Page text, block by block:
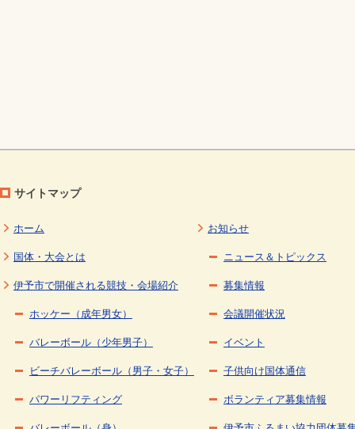
サイトマップ
ホーム
国体・大会とは
伊予市で開催される競技・会場紹介
ホッケー（成年男女）
バレーボール（少年男子）
ビーチバレーボール（男子・女子）
パワーリフティング
お知らせ
ニュース＆トピックス
募集情報
会議開催状況
イベント
子供向け国体通信
ボランティア募集情報